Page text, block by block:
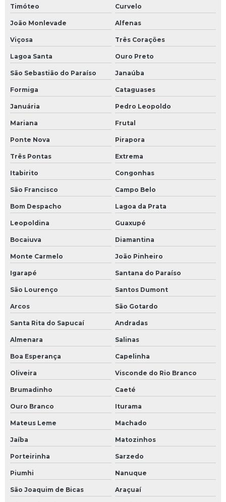
Timóteo Curvelo
João Monlevade Alfenas
Viçosa Três Corações
Lagoa Santa Ouro Preto
São Sebastião do Paraíso Janaúba
Formiga Cataguases
Januária Pedro Leopoldo
Mariana Frutal
Ponte Nova Pirapora
Três Pontas Extrema
Itabirito Congonhas
São Francisco Campo Belo
Bom Despacho Lagoa da Prata
Leopoldina Guaxupé
Bocaiuva Diamantina
Monte Carmelo João Pinheiro
Igarapé Santana do Paraíso
São Lourenço Santos Dumont
Arcos São Gotardo
Santa Rita do Sapucaí Andradas
Almenara Salinas
Boa Esperança Capelinha
Oliveira Visconde do Rio Branco
Brumadinho Caeté
Ouro Branco Iturama
Mateus Leme Machado
Jaíba Matozinhos
Porteirinha Sarzedo
Piumhi Nanuque
São Joaquim de Bicas Araçuaí